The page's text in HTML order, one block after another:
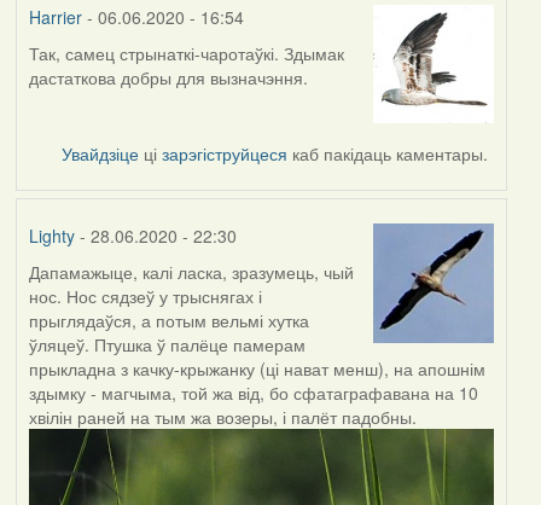
Harrier- 06.06.2020 - 16:54
In
reply
Lighty
Так, самец стрынаткі-чаротаўкі. Здымак
дастаткова добры для вызначэння.
Увайдзіце цізарэгіструйцеся каб пакідаць каментары.
Lighty- 28.06.2020 - 22:30
Дапамажыце, калі ласка, зразумець, чый
нос. Нос сядзеў у трыснягах і
прыглядаўся, а потым вельмі хутка
ўляцеў. Птушка ў палёце памерам
прыкладна з качку-крыжанку (ці нават менш), на апошнім
здымку - магчыма, той жа від, бо сфатаграфавана на 10
хвілін раней на тым жа возеры, і палёт падобны.